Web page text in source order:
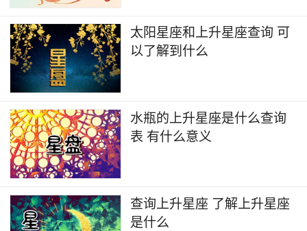
太阳星座和上升星座查询 可
以了解到什么
水瓶的上升星座是什么查询
表 有什么意义
查询上升星座 了解上升星座
是什么